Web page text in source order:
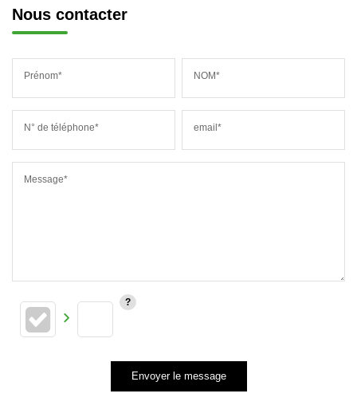
Nous contacter
Prénom* NOM*
N° de téléphone* email*
Message*
Envoyer le message